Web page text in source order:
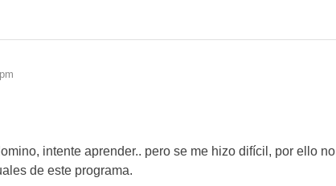
intente aprender.. pero se me hizo difícil, por ello no
de este programa.